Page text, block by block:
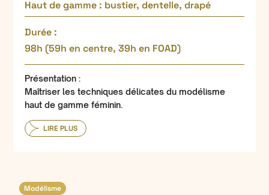
Haut de gamme : bustier, dentelle, drapé
Durée :
98h (59h en centre, 39h en FOAD)
Présentation :
Maîtriser les techniques délicates du modélisme
haut de gamme féminin.
LIRE PLUS
Modélisme